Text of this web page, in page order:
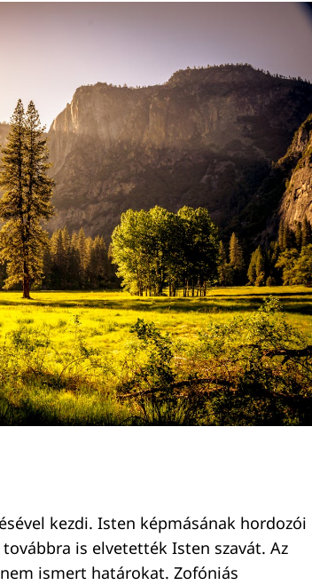
kezdi. Isten képmásának hordozói
is elvetették Isten szavát. Az
ismert határokat. Zofóniás